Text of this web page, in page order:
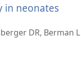
in neonates
DR, Berman L